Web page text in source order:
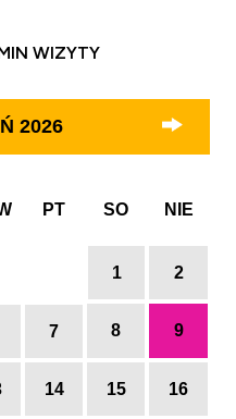
WIZYTY
2026
PT SO NIE
1 2
7 8 9
14 15 16